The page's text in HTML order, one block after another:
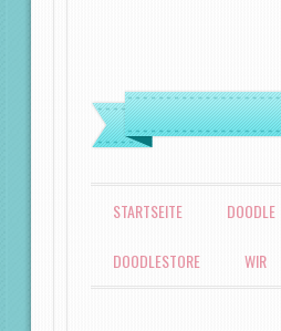
MENÜ
ZUM INHALT SPRINGEN
STARTSEITE DOODLE
DOODLESTORE WIR